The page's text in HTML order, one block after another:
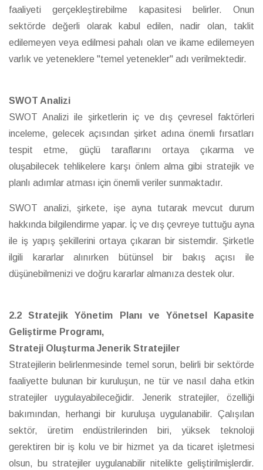
faaliyeti gerçekleştirebilme kapasitesi belirler. Onun
sektörde değerli olarak kabul edilen, nadir olan, taklit
edilemeyen veya edilmesi pahalı olan ve ikame edilemeyen
varlık ve yeteneklere "temel yetenekler" adı verilmektedir.
SWOT Analizi
SWOT Analizi ile şirketlerin iç ve dış çevresel faktörleri
inceleme, gelecek açısından şirket adına önemli fırsatları
tespit etme, güçlü taraflarını ortaya çıkarma ve
oluşabilecek tehlikelere karşı önlem alma gibi stratejik ve
planlı adımlar atması için önemli veriler sunmaktadır.
SWOT analizi, şirkete, işe ayna tutarak mevcut durum
hakkında bilgilendirme yapar. İç ve dış çevreye tuttuğu ayna
ile iş yapış şekillerini ortaya çıkaran bir sistemdir. Şirketle
ilgili kararlar alınırken bütünsel bir bakış açısı ile
düşünebilmenizi ve doğru kararlar almanıza destek olur.
2.2 Stratejik Yönetim Planı ve Yönetsel Kapasite
Geliştirme Programı,
Strateji Oluşturma Jenerik Stratejiler
Stratejilerin belirlenmesinde temel sorun, belirli bir sektörde
faaliyette bulunan bir kuruluşun, ne tür ve nasıl daha etkin
stratejiler uygulayabileceğidir. Jenerik stratejiler, özelliği
bakımından, herhangi bir kuruluşa uygulanabilir. Çalışılan
sektör, üretim endüstrilerinden biri, yüksek teknoloji
gerektiren bir iş kolu ve bir hizmet ya da ticaret işletmesi
olsun, bu stratejiler uygulanabilir nitelikte geliştirilmişlerdir.